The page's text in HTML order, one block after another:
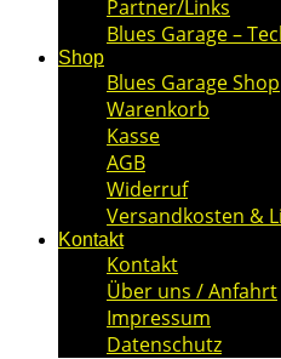
Partner/Links
Blues Garage –
Shop
Blues Garage Shop
Warenkorb
Kasse
AGB
Widerruf
Versandkosten &
Kontakt
Kontakt
Über uns / Anfahrt
Impressum
Datenschutz